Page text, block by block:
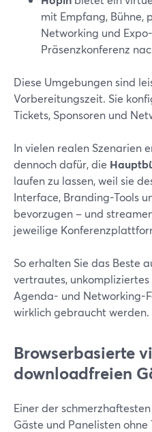
mit Empfang, Bühne,
Networking und
Präsenzkonferenz
Diese Umgebungen sind
Vorbereitungszeit. Sie
Tickets, Sponsoren und
In vielen realen Szenarien
dennoch dafür, die
laufen zu lassen, weil sie
Interface, Branding-Tools
bevorzugen – und
jeweilige
So erhalten Sie das Beste
vertrautes,
Agenda- und Networking-
wirklich gebraucht werden.
Browserbasierte
downloadfreien
Einer der
Gäste und Panelisten